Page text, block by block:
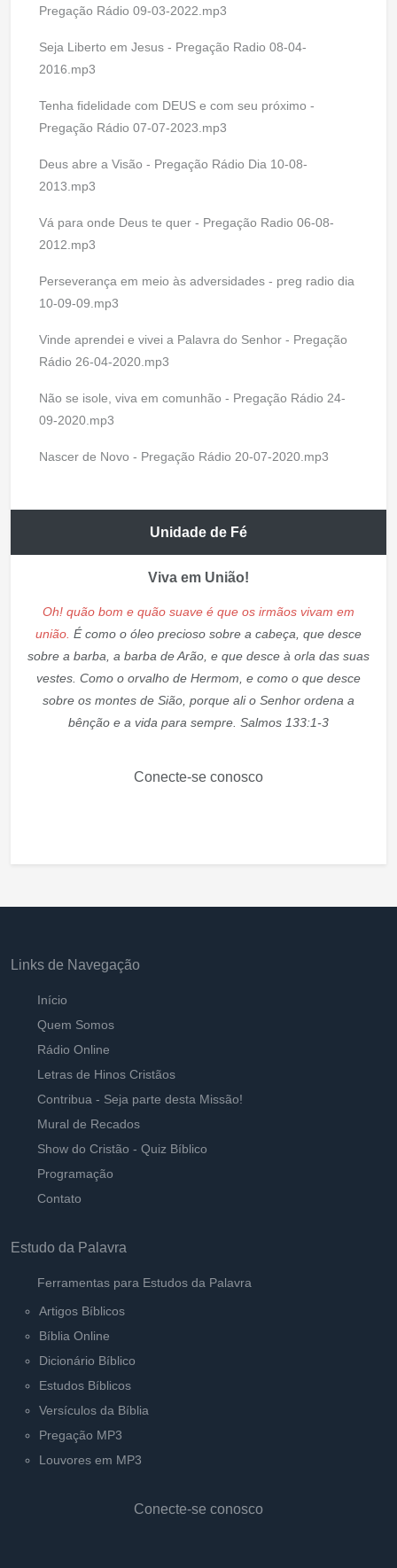
Pregação Rádio 09-03-2022.mp3
Seja Liberto em Jesus - Pregação Radio 08-04-
2016.mp3
Tenha fidelidade com DEUS e com seu próximo -
Pregação Rádio 07-07-2023.mp3
Deus abre a Visão - Pregação Rádio Dia 10-08-
2013.mp3
Vá para onde Deus te quer - Pregação Radio 06-08-
2012.mp3
Perseverança em meio às adversidades - preg radio dia
10-09-09.mp3
Vinde aprendei e vivei a Palavra do Senhor - Pregação
Rádio 26-04-2020.mp3
Não se isole, viva em comunhão - Pregação Rádio 24-
09-2020.mp3
Nascer de Novo - Pregação Rádio 20-07-2020.mp3
Unidade de Fé
Viva em União!
Oh! quão bom e quão suave é que os irmãos vivam em
união. É como o óleo precioso sobre a cabeça, que desce
sobre a barba, a barba de Arão, e que desce à orla das suas
vestes. Como o orvalho de Hermom, e como o que desce
sobre os montes de Sião, porque ali o Senhor ordena a
bênção e a vida para sempre. Salmos 133:1-3
Conecte-se conosco
Links de Navegação
Início
Quem Somos
Rádio Online
Letras de Hinos Cristãos
Contribua - Seja parte desta Missão!
Mural de Recados
Show do Cristão - Quiz Bíblico
Programação
Contato
Estudo da Palavra
Ferramentas para Estudos da Palavra
Artigos Bíblicos
Bíblia Online
Dicionário Bíblico
Estudos Bíblicos
Versículos da Bíblia
Pregação MP3
Louvores em MP3
Conecte-se conosco